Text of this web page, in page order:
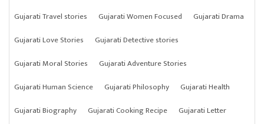
Gujarati Travel stories
Gujarati Women Focused
Gujarati Drama
Gujarati Love Stories
Gujarati Detective stories
Gujarati Moral Stories
Gujarati Adventure Stories
Gujarati Human Science
Gujarati Philosophy
Gujarati Health
Gujarati Biography
Gujarati Cooking Recipe
Gujarati Letter